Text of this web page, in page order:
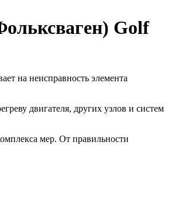
Golf
на неисправность элемента
двигателя, других узлов и систем
мер. От правильности